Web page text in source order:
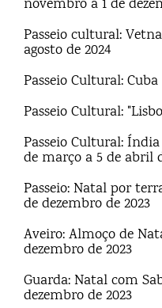
novembro a 1 de
Passeio cultural:
agosto de 2024
Passeio Cultural: Cuba
Passeio Cultural:
Passeio Cultural:
de março a 5 de abril
Passeio: Natal por
de dezembro de 2023
Aveiro: Almoço de
dezembro de 2023
Guarda: Natal com
dezembro de 2023